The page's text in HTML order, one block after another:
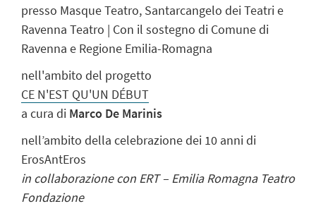
presso Masque Teatro, Santarcangelo dei Teatri e
Ravenna Teatro | Con il sostegno di Comune di
Ravenna e Regione Emilia-Romagna
nell'ambito del progetto
CE N'EST QU'UN DÉBUT
a cura di Marco De Marinis
nell’ambito della celebrazione dei 10 anni di
ErosAntEros
in collaborazione con ERT – Emilia Romagna Teatro
Fondazione